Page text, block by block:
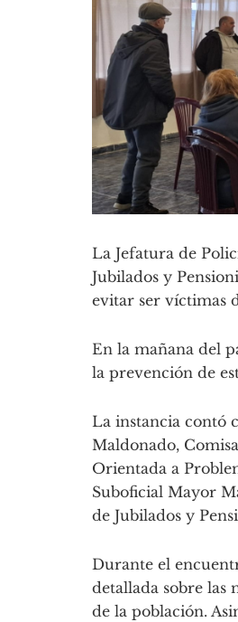
La Jefatura de
Jubilados y
evitar ser víctimas
En la mañana del
la prevención de
La instancia contó
Maldonado,
Orientada a
Suboficial Mayor
de Jubilados y
Durante el
detallada sobre las
de la población.